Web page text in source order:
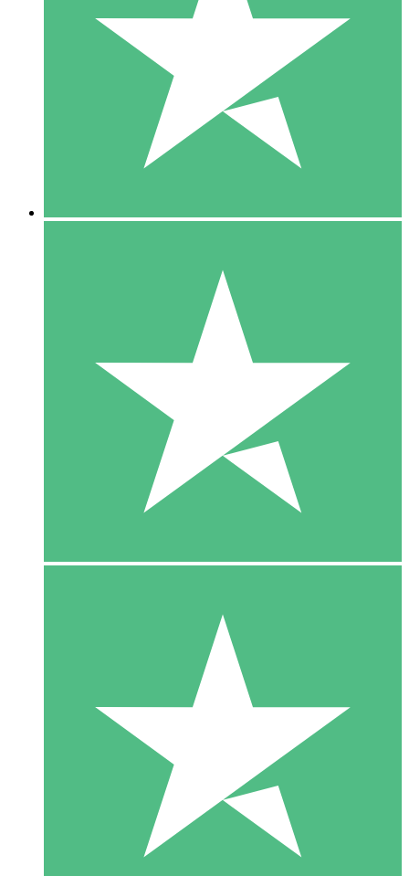
Payez à l'utilisation avec des crédits de téléchargement. Sans
1 Téléchargement
10 00
10 Téléchargements
20 00